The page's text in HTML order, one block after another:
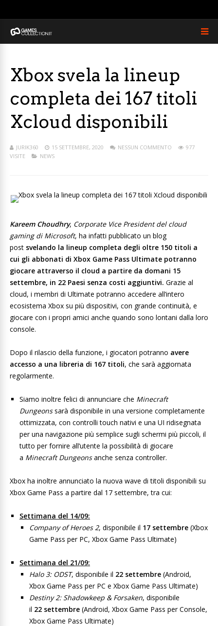
Xbox svela la lineup
completa dei 167 titoli
Xcloud disponibili
JURIK360 15 SETTEMBRE, 2020 NESSUN COMMENTO
977
VISITE
NEWS
Kareem Choudhry, Corporate Vice President del cloud
gaming di Microsoft, ha infatti pubblicato un blog
post svelando la lineup completa degli oltre 150 titoli a
cui gli abbonati di Xbox Game Pass Ultimate potranno
giocare attraverso il cloud a partire da domani 15
settembre, in 22 Paesi senza costi aggiuntivi. Grazie al
cloud, i membri di Ultimate potranno accedere all’intero
ecosistema Xbox su più dispositivi, con grande continuità, e
giocare con i propri amici anche quando sono lontani dalla loro
console.
Dopo il rilascio della funzione, i giocatori potranno avere
accesso a una libreria di 167 titoli, che sarà aggiornata
regolarmente.
Siamo inoltre felici di annunciare che Minecraft
Dungeonssarà disponibile in una versione completamente
ottimizzata, con controlli touch nativi e una UI ridisegnata
per una navigazione più semplice sugli schermi più piccoli, il
tutto per fornire all’utente la possibilità di giocare
a Minecraft Dungeonsanche senza controller.
Xbox ha inoltre annunciato la nuova wave di titoli disponibili su
Xbox Game Pass a partire dal 17 settembre, tra cui:
Settimana del 14/09:
Company of Heroes 2, disponibile il 17 settembre (Xbox
Game Pass per PC, Xbox Game Pass Ultimate)
Settimana del 21/09:
Halo 3: ODST, disponibile il 22 settembre (Android,
Xbox Game Pass per PC e Xbox Game Pass Ultimate)
Destiny 2: Shadowkeep & Forsaken, disponibile
il 22 settembre (Android, Xbox Game Pass per Console,
Xbox Game Pass Ultimate)